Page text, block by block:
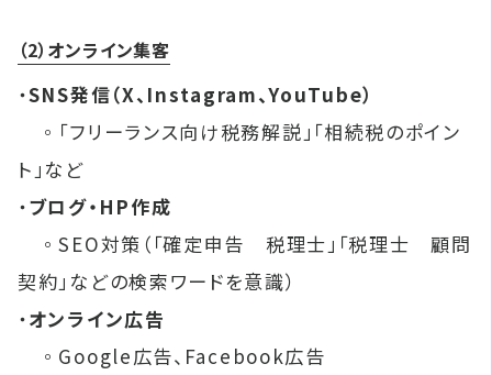
（2）オンライン集客
・SNS発信（X、Instagram、YouTube）
◦「フリーランス向け税務解説」「相続税のポイン
ト」など
・ブログ・HP作成
◦SEO対策（「確定申告 税理士」「税理士 顧問
契約」などの検索ワードを意識）
・オンライン広告
◦Google広告、Facebook広告